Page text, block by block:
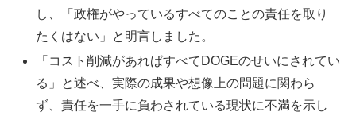
し、「政権がやっているすべてのことの責任を取り
たくはない」と明言しました。
「コスト削減があればすべてDOGEのせいにされてい
る」と述べ、実際の成果や想像上の問題に関わら
ず、責任を一手に負わされている現状に不満を示し